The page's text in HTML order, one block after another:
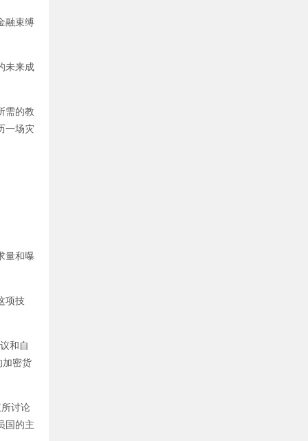
融束缚
未来成
需的教
一场灾
量和曝
项技
和自
密货
讨论
国的主